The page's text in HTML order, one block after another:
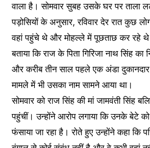
वाला है। सोमवार सुबह उसके घर पर ताला
पड़ोसियों के अनुसार, रविवार देर रात कुछ
वहां पहुंचे थे और मोहल्ले में पूछताछ कर रहे
बताया कि राज के पिता गिरिजा नाथ सिंह का
और करीब तीन साल पहले एक अंडा दुकानदार
मामले में भी उसका नाम सामने आया था।
सोमवार को राज सिंह की मां जामवंती सिंह
पहुंचीं। उन्होंने आरोप लगाया कि उनके बेटे
फंसाया जा रहा है। रोते हुए उन्होंने कहा कि